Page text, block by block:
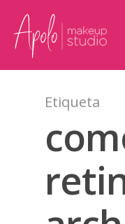
Etiqueta